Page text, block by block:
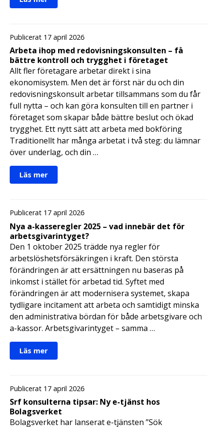
Publicerat 17 april 2026
Arbeta ihop med redovisningskonsulten – få
bättre kontroll och trygghet i företaget
Allt fler företagare arbetar direkt i sina
ekonomisystem. Men det är först när du och din
redovisningskonsult arbetar tillsammans som du får
full nytta – och kan göra konsulten till en partner i
företaget som skapar både bättre beslut och ökad
trygghet. Ett nytt sätt att arbeta med bokföring
Traditionellt har många arbetat i två steg: du lämnar
över underlag, och din …
Läs mer
Publicerat 17 april 2026
Nya a-kasseregler 2025 – vad innebär det för
arbetsgivarintyget?
Den 1 oktober 2025 trädde nya regler för
arbetslöshetsförsäkringen i kraft. Den största
förändringen är att ersättningen nu baseras på
inkomst i stället för arbetad tid. Syftet med
förändringen är att modernisera systemet, skapa
tydligare incitament att arbeta och samtidigt minska
den administrativa bördan för både arbetsgivare och
a-kassor. Arbetsgivarintyget – samma …
Läs mer
Publicerat 17 april 2026
Srf konsulterna tipsar: Ny e-tjänst hos
Bolagsverket
Bolagsverket har lanserat e-tjänsten ”Sök